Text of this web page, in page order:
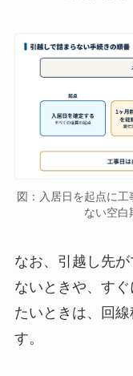
図：入居日を起点に
ない空白
なお、引越し先
ないときや、す
たいときは、回
す。